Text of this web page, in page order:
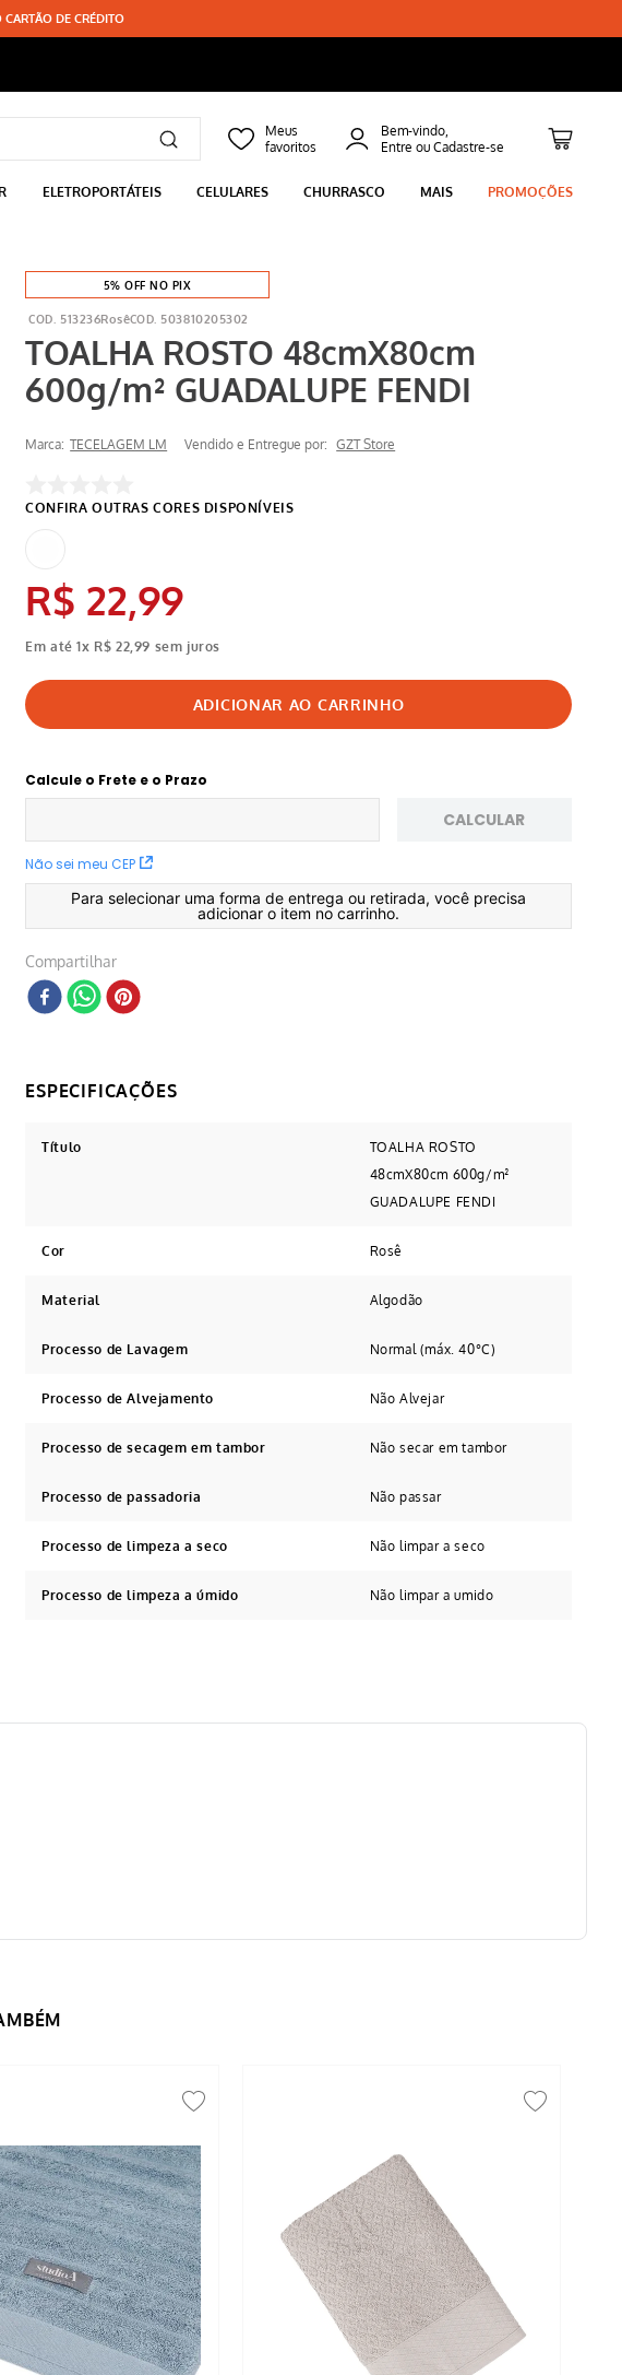
DE CRÉDITO
Bem-vindo,
ELETROPORTÁTEIS CELULARES CHURRASCO MAIS PROMOÇÕES
5% OFF NO PIX
513236Rosê 503810205302
TOALHA ROSTO 48cmX80cm
600g/m² GUADALUPE FENDI
Marca: TECELAGEM LM Vendido e Entregue por: GZT Store
R$ 22,99
Em até1x R$ 22,99 sem juros
Calcule o Frete e o Prazo
Não sei meu CEP
CALCULAR
Para selecionar uma forma de entrega ou retirada, você precisa
adicionar o item no carrinho.
Compartilhar
Título
TOALHA ROSTO
48cmX80cm 600g/m²
GUADALUPE FENDI
Cor Rosê
Material Algodão
Processo de Lavagem Normal (máx. 40°C)
Processo de Alvejamento Não Alvejar
Processo de secagem em tambor Não secar em tambor
Processo de passadoria Não passar
Processo de limpeza a seco Não limpar a seco
Processo de limpeza a úmido Não limpar a umido